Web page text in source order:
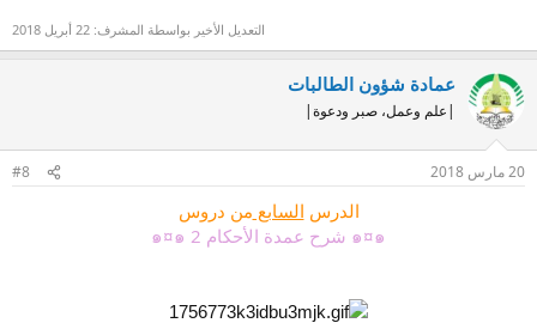
التعديل الأخير بواسطة المشرف: 22 أبريل 2018
عمادة شؤون الطالبات
|علم وعمل، صبر ودعوة|
20 مارس 2018 #8
الدرس السابع من دروس
๑¤๑ شرح عمدة الأحكام 2 ๑¤๑